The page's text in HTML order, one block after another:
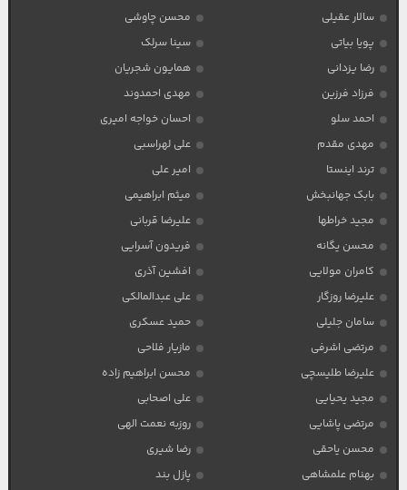
سالار عقیلی
محسن چاوشی
پویا بیاتی
سینا سرلک
رضا یزدانی
همایون شجریان
فرزاد فرزین
مهدی احمدوند
احمد سلو
احسان خواجه امیری
مهدی مقدم
علی لهراسبی
ترند اینستا
امیر علی
بابک جهانبخش
میثم ابراهیمی
مجید خراطها
علیرضا قربانی
محسن یگانه
فریدون آسرایی
کامران مولایی
افشین آذری
علیرضا روزگار
علی عبدالمالکی
سامان جلیلی
حمید عسکری
مرتضی اشرفی
مازیار فلاحی
علیرضا طلیسچی
محسن ابراهیم زاده
مجید یحیایی
علی اصحابی
مرتضی پاشایی
روزبه نعمت الهی
محسن یاحقی
رضا شیری
بهنام علمشاهی
پازل بند